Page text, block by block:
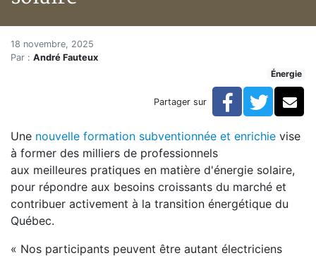
Accueil
Articles
Une nouvelle formation professionnelle sur l'énergie
Une nouvelle formation
18 novembre, 2025
Par : André Fauteux
Énergie
Partager sur Facebook
Une nouvelle formation subventionnée et enrichie vise
à former des milliers de professionnels
aux meilleures pratiques en matière d'énergie solaire,
pour répondre aux besoins croissants du marché et
contribuer activement à la transition énergétique du
Québec.
« Nos participants peuvent être autant électriciens